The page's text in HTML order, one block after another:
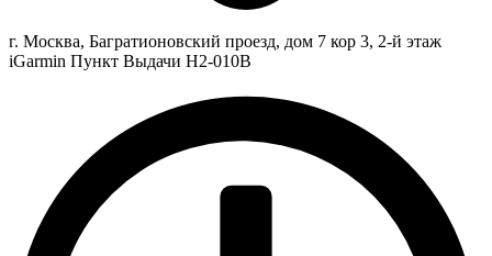
г. Москва, Багратионовский проезд, дом 7 кор 3, 2-й этаж
iGarmin Пункт Выдачи Н2-010В